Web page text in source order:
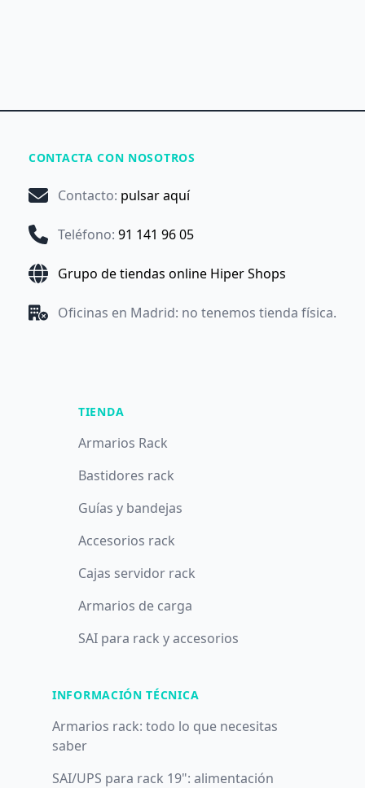
CONTACTA CON NOSOTROS
Contacto: pulsar aquí
Teléfono: 91 141 96 05
Grupo de tiendas online Hiper Shops
Oficinas en Madrid: no tenemos tienda física.
TIENDA
Armarios Rack
Bastidores rack
Guías y bandejas
Accesorios rack
Cajas servidor rack
Armarios de carga
SAI para rack y accesorios
INFORMACIÓN TÉCNICA
Armarios rack: todo lo que necesitas
saber
SAI/UPS para rack 19": alimentación